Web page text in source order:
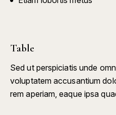
Table
Sed ut perspiciatis unde
voluptatem accusantium
rem aperiam, eaque ipsa